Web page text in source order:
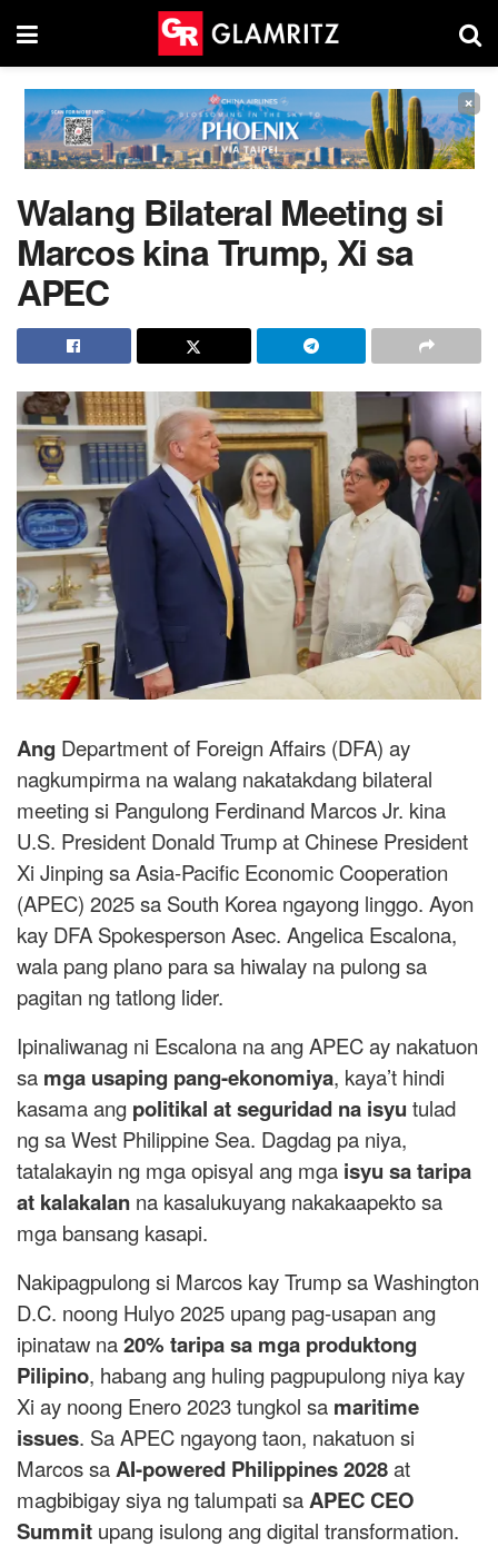
×
Walang Bilateral Meeting si
Marcos kina Trump, Xi sa
APEC
Ang Department of Foreign Affairs (DFA) ay
nagkumpirma na walang nakatakdang bilateral
meeting si Pangulong Ferdinand Marcos Jr. kina
U.S. President Donald Trump at Chinese President
Xi Jinping sa Asia-Pacific Economic Cooperation
(APEC) 2025 sa South Korea ngayong linggo. Ayon
kay DFA Spokesperson Asec. Angelica Escalona,
wala pang plano para sa hiwalay na pulong sa
pagitan ng tatlong lider.
Ipinaliwanag ni Escalona na ang APEC ay nakatuon
sa mga usaping pang-ekonomiya, kaya’t hindi
kasama ang politikal at seguridad na isyu tulad
ng sa West Philippine Sea. Dagdag pa niya,
tatalakayin ng mga opisyal ang mga isyu sa taripa
at kalakalan na kasalukuyang nakakaapekto sa
mga bansang kasapi.
Nakipagpulong si Marcos kay Trump sa Washington
D.C. noong Hulyo 2025 upang pag-usapan ang
ipinataw na20% taripa sa mga produktong
Pilipino, habang ang huling pagpupulong niya kay
Xi ay noong Enero 2023 tungkol sa maritime
issues. Sa APEC ngayong taon, nakatuon si
Marcos saAI-powered Philippines 2028at
magbibigay siya ng talumpati saAPEC CEO
Summit upang isulong ang digital transformation.